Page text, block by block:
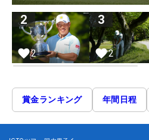
2
2
3
2
賞金ランキング 年間日程